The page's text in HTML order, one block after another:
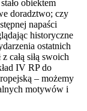
obiektem
doradztwo; czy
napaści
historyczne
ostatnich
całą siłą swoich
IV RP do
– możemy
motywów i